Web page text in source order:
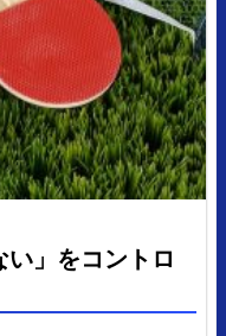
」をコントロ